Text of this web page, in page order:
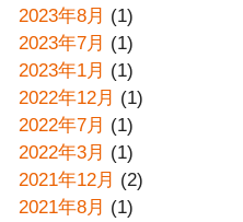
2023年8月 (1)
2023年7月 (1)
2023年1月 (1)
2022年12月 (1)
2022年7月 (1)
2022年3月 (1)
2021年12月 (2)
2021年8月 (1)